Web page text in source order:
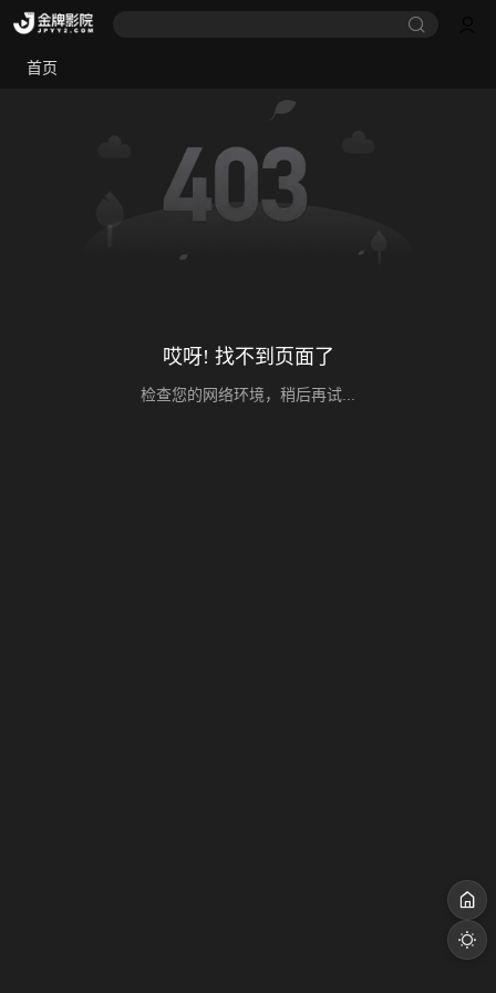
首页
哎呀! 找不到页面了
检查您的网络环境，稍后再试...